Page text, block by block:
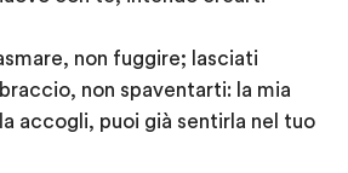
non fuggire; lasciati
non spaventarti: la mia
accogli, puoi già sentirla nel tuo